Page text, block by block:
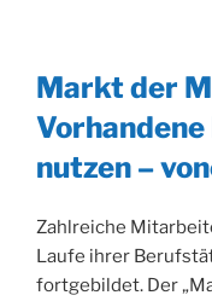
Markt der
nutzen –
Zahlreiche
Laufe ihrer
fortgebildet. Der